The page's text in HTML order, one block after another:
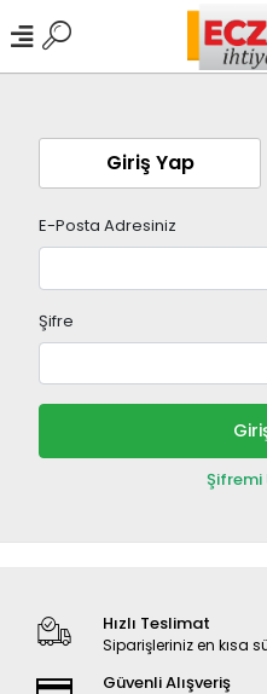
Giriş Yap
E-Posta Adresiniz
Şifre
Hızlı Teslimat
Siparişleriniz en kısa
Güvenli Alışveriş